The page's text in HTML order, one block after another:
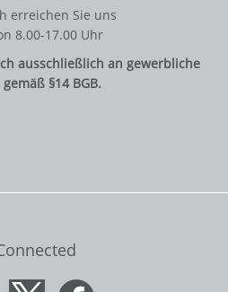
erreichen Sie uns
8.00-17.00 Uhr
ausschließlich an gewerbliche
§14 BGB.